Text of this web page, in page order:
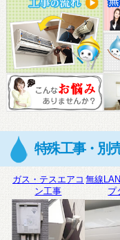
特殊工事・別
ガス・テスエアコ
ン工事
無線
プ